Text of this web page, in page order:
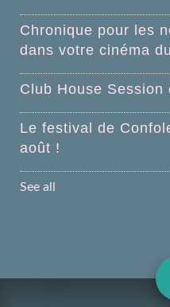
Chronique pour les
dans votre cinéma
Club House Session
Le festival de
août !
See all